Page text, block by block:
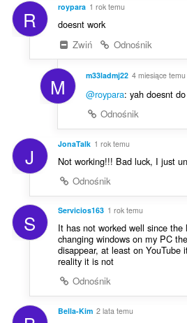
R roypara 1 rok temu
doesnt work
Zwiń
Odnośnik
M m33ladmj22 4 miesiące temu
@roypara: yah doesnt
Odnośnik
J JonaTalk 1 rok temu
Not working!!! Bad luck, I just
Odnośnik
S Servicios163 1 rok temu
It has not worked well since
changing windows on my PC
disappear, at least on
reality it is not
Odnośnik
Bella-Kim 2 lata temu